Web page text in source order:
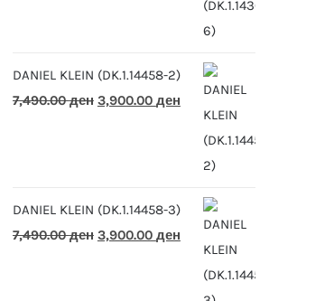
5,500.00 ден.
DANIEL KLEIN (DK.1.14458-2)
7,490.00ден Original
3,900.00 денCurrent
price
3,900.00 ден.
DANIEL KLEIN (DK.1.14458-3)
7,490.00ден Original
3,900.00 денCurrent
price